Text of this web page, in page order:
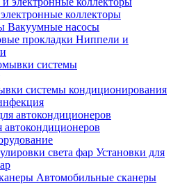
коллекторы
Вакуумные насосы
Ниппели и
системы кондиционирования
Установки для
Автомобильные сканеры